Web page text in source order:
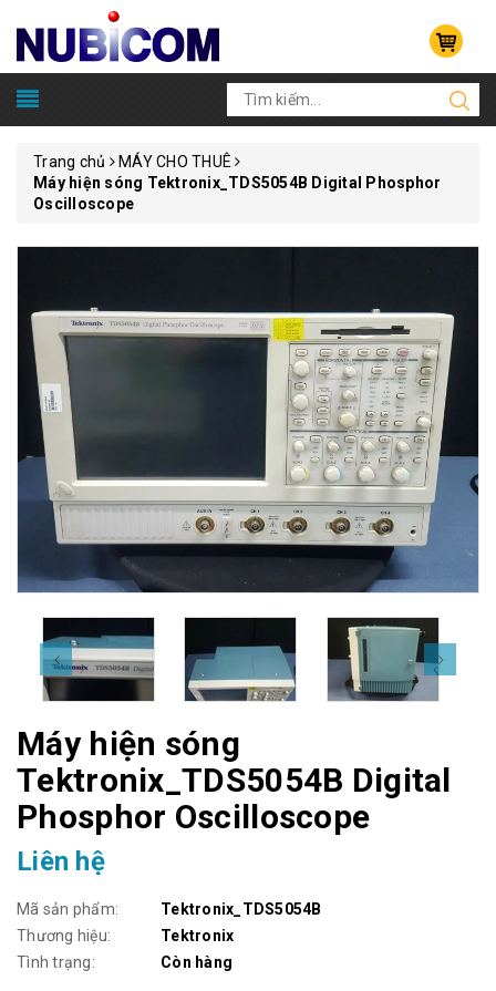
Trang chủ
MÁY CHO THUÊ
Máy hiện sóng Tektronix_TDS5054B Digital Phosphor
Oscilloscope
Máy hiện sóng
Tektronix_TDS5054B Digital
Phosphor Oscilloscope
Liên hệ
Mã sản phẩm:
Tektronix_TDS5054B
Thương hiệu:
Tektronix
Tình trạng:
Còn hàng